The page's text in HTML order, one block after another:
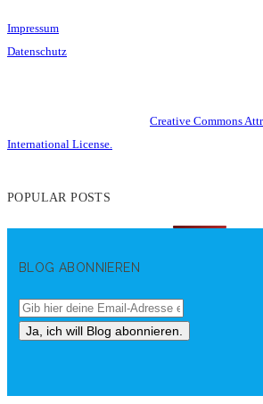
Impressum
Datenschutz
Creative Commons
International License.
POPULAR POSTS
BLOG ABONNIEREN